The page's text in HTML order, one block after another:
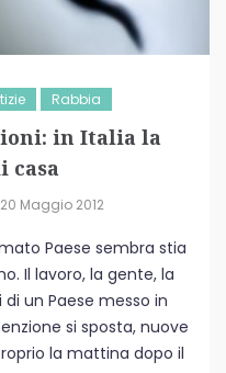
Rabbia
in Italia la
casa
20 Maggio 2012
Paese sembra stia
Il lavoro, la gente, la
un Paese messo in
si sposta, nuove
la mattina dopo il